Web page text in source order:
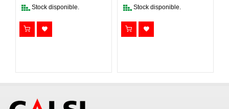
Stock disponible. Stock disponible.